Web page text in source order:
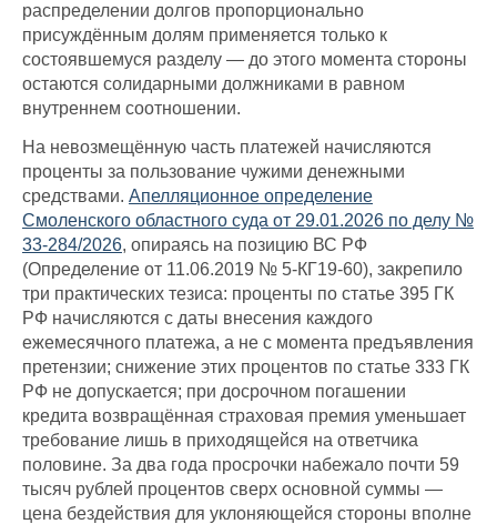
распределении долгов пропорционально
присуждённым долям применяется только к
состоявшемуся разделу — до этого момента стороны
остаются солидарными должниками в равном
внутреннем соотношении.
На невозмещённую часть платежей начисляются
проценты за пользование чужими денежными
средствами. Апелляционное определение
Смоленского областного суда от 29.01.2026 по делу №
33-284/2026, опираясь на позицию ВС РФ
(Определение от 11.06.2019 № 5-КГ19-60), закрепило
три практических тезиса: проценты по статье 395 ГК
РФ начисляются с даты внесения каждого
ежемесячного платежа, а не с момента предъявления
претензии; снижение этих процентов по статье 333 ГК
РФ не допускается; при досрочном погашении
кредита возвращённая страховая премия уменьшает
требование лишь в приходящейся на ответчика
половине. За два года просрочки набежало почти 59
тысяч рублей процентов сверх основной суммы —
цена бездействия для уклоняющейся стороны вполне